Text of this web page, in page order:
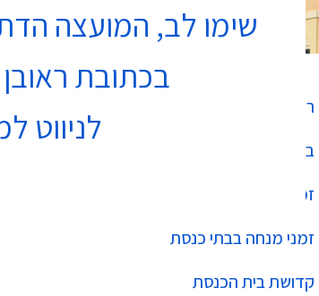
שימו לב, המועצה
בכתובת ראובן ברקת 3
לניווט
רשימת בתי כנסת
בר מצווה
זמני שחרית בבתי כנסת
זמני מנחה בבתי כנסת
קדושת בית הכנסת